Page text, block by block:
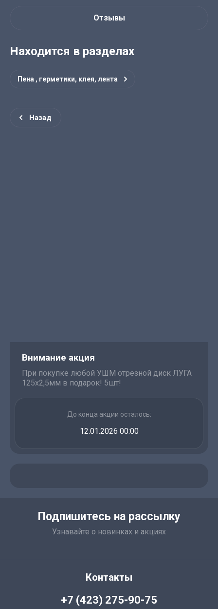
Внимание акция
При покупке любой УШМ отрезной диск ЛУГА
125х2,5мм в подарок! 5шт!
До конца акции осталось:
12.01.2026 00:00
Отзывы
Находится в разделах
Пена , герметики, клея, лента
Назад
Подпишитесь на рассылку
Узнавайте о новинках и акциях
Контакты
+7 (423) 275-90-75